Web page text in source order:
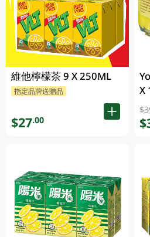
維他檸檬茶 9 X 250ML
指定品牌送贈品
$27.00
X